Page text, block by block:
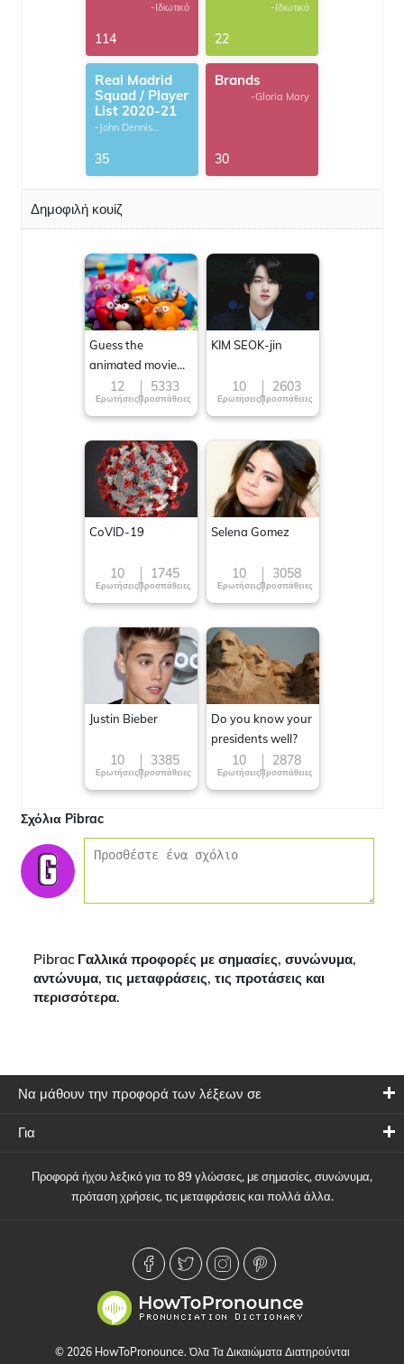
-Ιδιωτικό
114
-Ιδιωτικό
22
Real Madrid
Squad / Player
List 2020-21
-John Dennis
35
Brands
-Gloria Mary
30
Δημοφιλή κουίζ
Guess the
animated movie
character
12
Ερωτήσεις
5333
Προσπάθειες
KIM SEOK-jin
10
Ερωτήσεις
2603
Προσπάθειες
CoVID-19
10
Ερωτήσεις
1745
Προσπάθειες
Selena Gomez
10
Ερωτήσεις
3058
Προσπάθειες
Justin Bieber
10
Ερωτήσεις
3385
Προσπάθειες
Do you know your
presidents well?
10
Ερωτήσεις
2878
Προσπάθειες
Σχόλια Pibrac
Pibrac Γαλλικά προφορές με σημασίες, συνώνυμα,
αντώνυμα, τις μεταφράσεις, τις προτάσεις και
περισσότερα.
Να μάθουν την προφορά των λέξεων σε
Για
Προφορά ήχου λεξικό για το 89 γλώσσες, με σημασίες, συνώνυμα,
πρόταση χρήσεις, τις μεταφράσεις και πολλά άλλα.
© 2026 HowToPronounce. Όλα Τα Δικαιώματα Διατηρούνται